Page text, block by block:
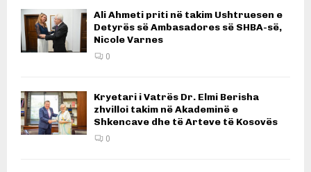
Ali Ahmeti priti në takim Ushtruesen e
Detyrës së Ambasadores së SHBA-së,
Nicole Varnes
0
Kryetari i Vatrës Dr. Elmi Berisha
zhvilloi takim në Akademinë e
Shkencave dhe të Arteve të Kosovës
0